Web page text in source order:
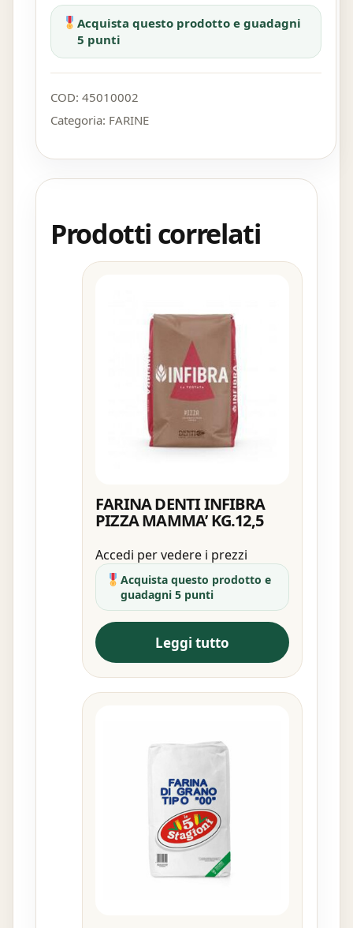
Acquista questo prodotto e guadagni
5 punti
COD: 45010002
Categoria: FARINE
Prodotti correlati
FARINA DENTI INFIBRA
PIZZA MAMMA’ KG.12,5
Accedi per vedere i prezzi
Acquista questo prodotto e
guadagni 5 punti
Leggi tutto